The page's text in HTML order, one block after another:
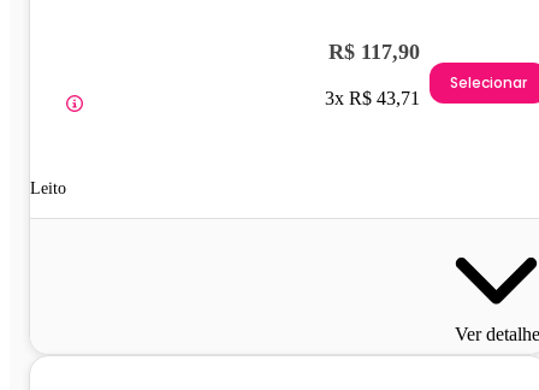
Leito
R$ 117,90
3x R$ 43,71
Selecionar
Ver